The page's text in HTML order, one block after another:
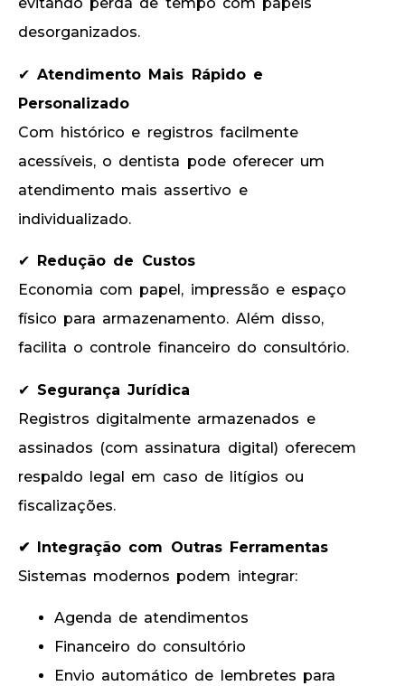
evitando perda de tempo com papéis
desorganizados.
✔ Atendimento Mais Rápido e
Personalizado
Com histórico e registros facilmente
acessíveis, o dentista pode oferecer um
atendimento mais assertivo e
individualizado.
✔ Redução de Custos
Economia com papel, impressão e espaço
físico para armazenamento. Além disso,
facilita o controle financeiro do consultório.
✔ Segurança Jurídica
Registros digitalmente armazenados e
assinados (com assinatura digital) oferecem
respaldo legal em caso de litígios ou
fiscalizações.
✔ Integração com Outras Ferramentas
Sistemas modernos podem integrar:
Agenda de atendimentos
Financeiro do consultório
Envio automático de lembretes para